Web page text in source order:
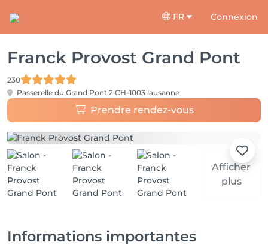
FR Connexion
Franck Provost Grand Pont
230
Passerelle du Grand Pont 2 CH-1003 lausanne
Prendre rendez-vous
Afficher
plus
Informations importantes